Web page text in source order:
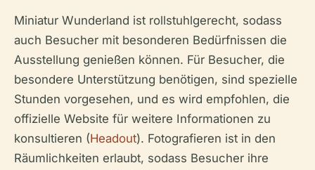
Miniatur Wunderland ist rollstuhlgerecht, sodass
auch Besucher mit besonderen Bedürfnissen die
Ausstellung genießen können. Für Besucher, die
besondere Unterstützung benötigen, sind spezielle
Stunden vorgesehen, und es wird empfohlen, die
offizielle Website für weitere Informationen zu
konsultieren (Headout). Fotografieren ist in den
Räumlichkeiten erlaubt, sodass Besucher ihre